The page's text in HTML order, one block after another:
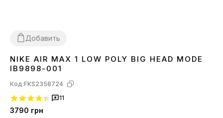
Добавить
4041 4244
NIKE AIR MAX 1 LOW POLY BIG HEAD MODE
IB9898-001
Код:FKS2358724
11
3790 грн